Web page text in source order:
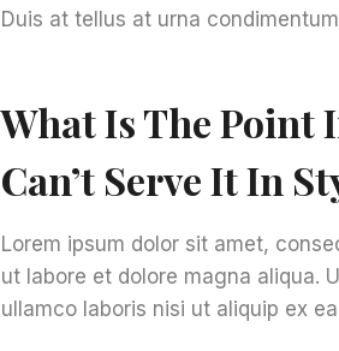
Duis at tellus at urna
What Is The Point
Can’t Serve It In
Lorem ipsum dolor sit amet,
ut labore et dolore magna aliqua.
ullamco laboris nisi ut aliquip ex